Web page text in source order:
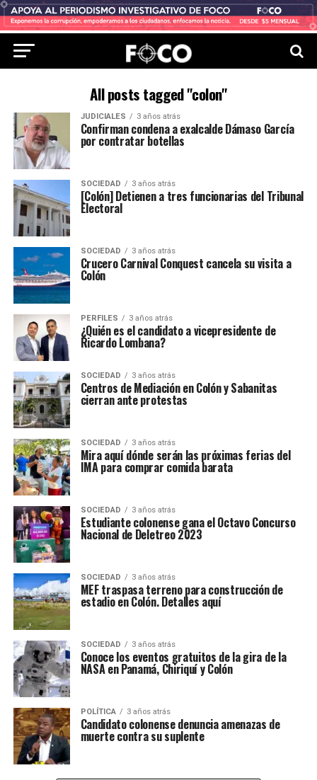
All posts tagged "colon"
JUDICIALES 3 años atrás
Confirman condena a exalcalde Dámaso García
por contratar botellas
SOCIEDAD 3 años atrás
[Colón] Detienen a tres funcionarias del Tribunal
Electoral
SOCIEDAD 3 años atrás
Crucero Carnival Conquest cancela su visita a
Colón
PERFILES 3 años atrás
¿Quién es el candidato a vicepresidente de
Ricardo Lombana?
SOCIEDAD 3 años atrás
Centros de Mediación en Colón y Sabanitas
cierran ante protestas
SOCIEDAD 3 años atrás
Mira aquí dónde serán las próximas ferias del
IMA para comprar comida barata
SOCIEDAD 3 años atrás
Estudiante colonense gana el Octavo Concurso
Nacional de Deletreo 2023
SOCIEDAD 3 años atrás
MEF traspasa terreno para construcción de
estadio en Colón. Detalles aquí
SOCIEDAD 3 años atrás
Conoce los eventos gratuitos de la gira de la
NASA en Panamá, Chiriquí y Colón
POLÍTICA 3 años atrás
Candidato colonense denuncia amenazas de
muerte contra su suplente